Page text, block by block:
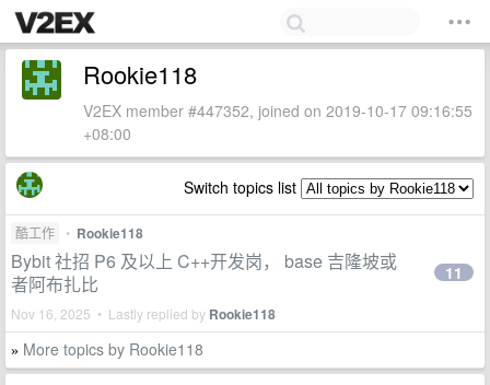
Rookie118
V2EX member #447352, joined on 2019-10-17 09:16:55
+08:00
Switch topics list
酷工作 • Rookie118
Bybit 社招 P6 及以上 C++开发岗， base 吉隆坡或
者阿布扎比
Nov 16, 2025 • Lastly replied by Rookie118
11
» More topics by Rookie118